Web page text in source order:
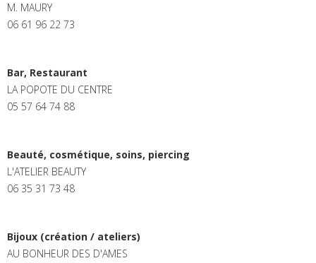
M. MAURY
06 61 96 22 73
Bar, Restaurant
LA POPOTE DU CENTRE
05 57 64 74 88
Beauté, cosmétique, soins, piercing
L'ATELIER BEAUTY
06 35 31 73 48
Bijoux (création / ateliers)
AU BONHEUR DES D'AMES